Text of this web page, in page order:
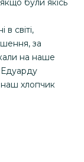
були якісь
світі,
за
на наше
Едуарду
наш хлопчик